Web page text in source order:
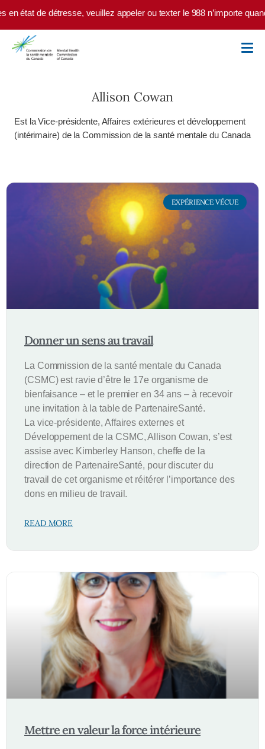
Skip to main content
état de détresse, veuillez appeler ou texter le 988 n’importe
Allison Cowan
Est la Vice-présidente, Affaires extérieures et développement
(intérimaire) de la Commission de la santé mentale du Canada
EXPÉRIENCE VÉCUE
Donner un sens au travail
La Commission de la santé mentale du Canada
(CSMC) est ravie d’être le 17e organisme de
bienfaisance – et le premier en 34 ans – à recevoir
une invitation à la table de PartenaireSanté.
La vice-présidente, Affaires externes et
Développement de la CSMC, Allison Cowan, s’est
assise avec Kimberley Hanson, cheffe de la
direction de PartenaireSanté, pour discuter du
travail de cet organisme et réitérer l’importance des
dons en milieu de travail.
READ MORE
Mettre en valeur la force intérieure